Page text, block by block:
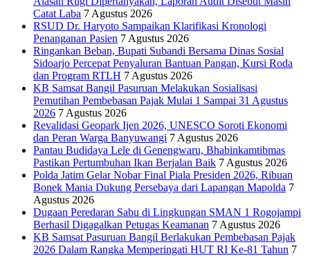
Catat Laba 7 Agustus 2026
RSUD Dr. Haryoto Sampaikan Klarifikasi Kronologi
Penanganan Pasien 7 Agustus 2026
Ringankan Beban, Bupati Subandi Bersama Dinas Sosial
Sidoarjo Percepat Penyaluran Bantuan Pangan, Kursi Roda
dan Program RTLH 7 Agustus 2026
KB Samsat Bangil Pasuruan Melakukan Sosialisasi
Pemutihan Pembebasan Pajak Mulai 1 Sampai 31 Agustus
2026 7 Agustus 2026
Revalidasi Geopark Ijen 2026, UNESCO Soroti Ekonomi
dan Peran Warga Banyuwangi 7 Agustus 2026
Pantau Budidaya Lele di Genengwaru, Bhabinkamtibmas
Pastikan Pertumbuhan Ikan Berjalan Baik 7 Agustus 2026
Polda Jatim Gelar Nobar Final Piala Presiden 2026, Ribuan
Bonek Mania Dukung Persebaya dari Lapangan Mapolda 7
Agustus 2026
Dugaan Peredaran Sabu di Lingkungan SMAN 1 Rogojampi
Berhasil Digagalkan Petugas Keamanan 7 Agustus 2026
KB Samsat Pasuruan Bangil Berlakukan Pembebasan Pajak
2026 Dalam Rangka Memperingati HUT RI Ke-81 Tahun 7